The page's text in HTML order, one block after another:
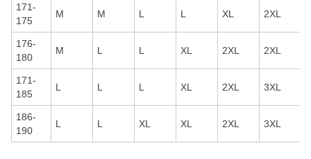
171-
175
M M L L XL 2XL
176-
180
M L L XL 2XL 2XL
171-
185
L L L XL 2XL 3XL
186-
190
L L XL XL 2XL 3XL